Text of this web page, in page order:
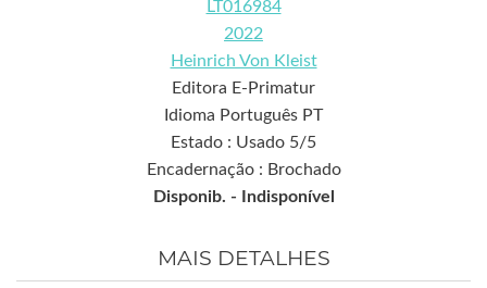
LT016984
2022
Heinrich Von Kleist
Editora E-Primatur
Idioma Português PT
Estado : Usado 5/5
Encadernação : Brochado
Disponib. -
Indisponível
MAIS DETALHES